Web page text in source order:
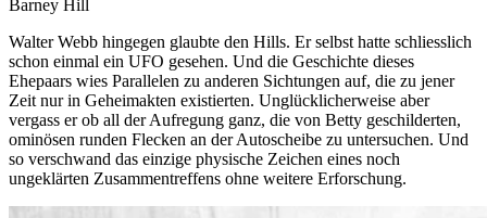
Barney Hill
Walter Webb hingegen glaubte den Hills. Er selbst hatte schliesslich
schon einmal ein UFO gesehen. Und die Geschichte dieses
Ehepaars wies Parallelen zu anderen Sichtungen auf, die zu jener
Zeit nur in Geheimakten existierten. Unglücklicherweise aber
vergass er ob all der Aufregung ganz, die von Betty geschilderten,
ominösen runden Flecken an der Autoscheibe zu untersuchen. Und
so verschwand das einzige physische Zeichen eines noch
ungeklärten Zusammentreffens ohne weitere Erforschung.